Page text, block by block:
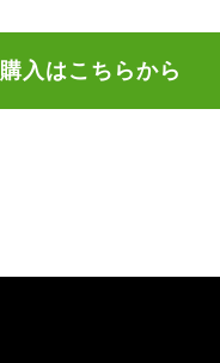
購入はこちらから